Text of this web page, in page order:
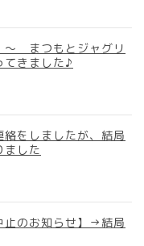
～ まつもとジャグリ
てきました♪
をしましたが、結局
ました
止のお知らせ】→結局